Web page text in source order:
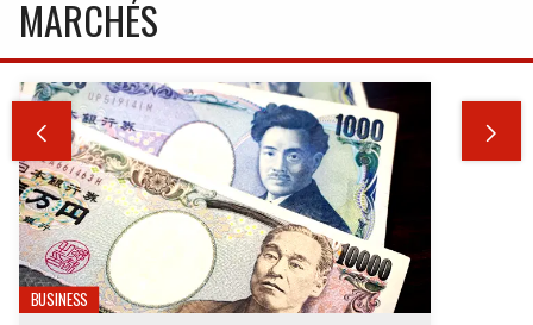
MARCHÉS
 
BUSINESS